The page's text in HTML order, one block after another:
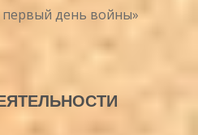
день войны»